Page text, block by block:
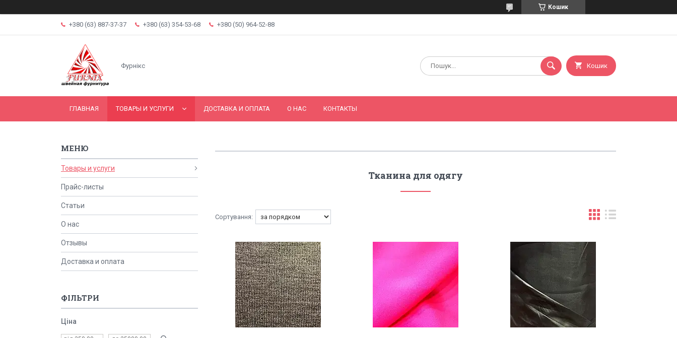
Кошик
+380 (63) 887-37-37 +380 (63) 354-53-68 +380 (50) 964-52-88
Фурнікс Кошик
ГЛАВНАЯ ТОВАРЫ И УСЛУГИ ДОСТАВКА И ОПЛАТА О НАС КОНТАКТЫ
Тканина для одягу
Товары и услуги
Прайс-листы
Статьи
О нас
Отзывы
Доставка и оплата
ФІЛЬТРИ
Ціна